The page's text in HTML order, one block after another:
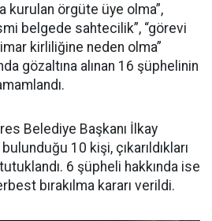
kurulan örgüte üye olma”,
belgede sahtecilik”, “görevi
kirliliğine neden olma”
gözaltına alınan 16 şüphelinin
Belediye Başkanı İlkay
10 kişi, çıkarıldıkları
6 şüpheli hakkında ise
bırakılma kararı verildi.